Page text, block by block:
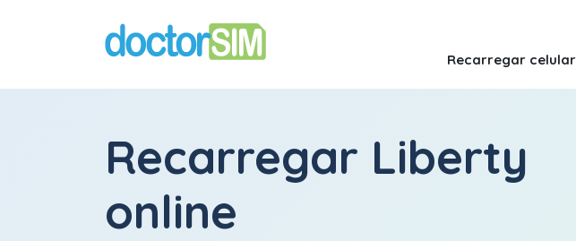
Recarregar celular
Recarregar Liberty
online